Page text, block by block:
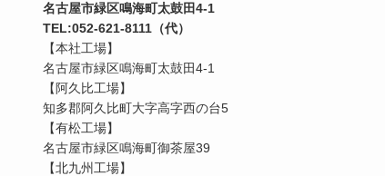
名古屋市緑区鳴海町太鼓田4-1
TEL:052-621-8111（代）
【本社工場】
名古屋市緑区鳴海町太鼓田4-1
【阿久比工場】
知多郡阿久比町大字高字西の台5
【有松工場】
名古屋市緑区鳴海町御茶屋39
【北九州工場】